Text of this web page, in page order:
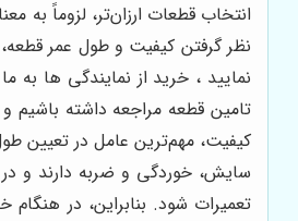
انتخاب قطعات ارزان‌تر، لزوماً
نظر گرفتن کیفیت و طول عمر
نمایید ، خرید از نمایندگی ها
تامین قطعه مراجعه داشته باشیم
کیفیت، مهم‌ترین عامل در تعیین
سایش، خوردگی و ضربه دارند و
تعمیرات شود. بنابراین، در